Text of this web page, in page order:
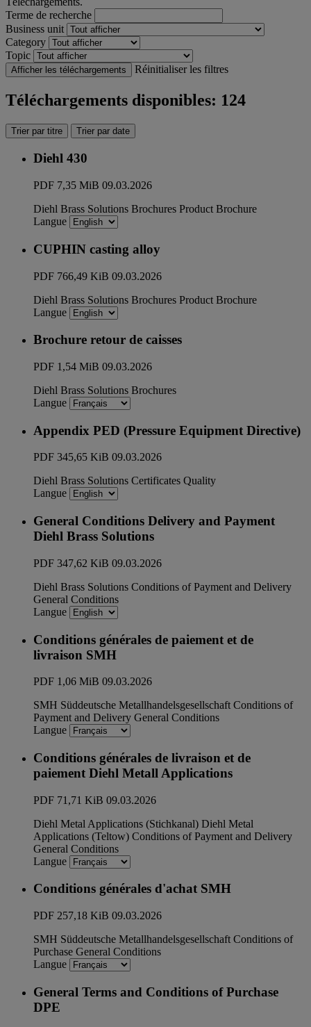
Terme de recherche
Business unit
Category
Topic
Afficher les téléchargements Réinitialiser les filtres
Téléchargements disponibles: 124
Trier par titre Trier par date
Diehl 430
PDF 7,35 MiB 09.03.2026
Diehl Brass Solutions Brochures Product Brochure
Langue
CUPHIN casting alloy
PDF 766,49 KiB 09.03.2026
Diehl Brass Solutions Brochures Product Brochure
Langue
Brochure retour de caisses
PDF 1,54 MiB 09.03.2026
Diehl Brass Solutions Brochures
Langue
Appendix PED (Pressure Equipment Directive)
PDF 345,65 KiB 09.03.2026
Diehl Brass Solutions Certificates Quality
Langue
General Conditions Delivery and Payment
Diehl Brass Solutions
PDF 347,62 KiB 09.03.2026
Diehl Brass Solutions Conditions of Payment and Delivery
General Conditions
Langue
Conditions générales de paiement et de
livraison SMH
PDF 1,06 MiB 09.03.2026
SMH Süddeutsche Metallhandelsgesellschaft Conditions of
Payment and Delivery General Conditions
Langue
Conditions générales de livraison et de
paiement Diehl Metall Applications
PDF 71,71 KiB 09.03.2026
Diehl Metal Applications (Stichkanal) Diehl Metal
Applications (Teltow) Conditions of Payment and Delivery
General Conditions
Langue
Conditions générales d'achat SMH
PDF 257,18 KiB 09.03.2026
SMH Süddeutsche Metallhandelsgesellschaft Conditions of
Purchase General Conditions
Langue
General Terms and Conditions of Purchase
DPE